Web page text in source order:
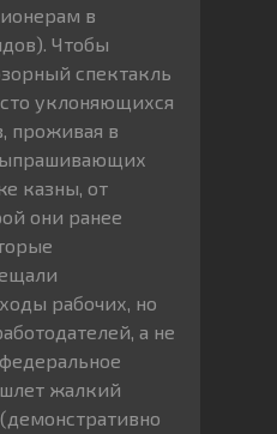
в
Чтобы
спектакль
уклоняющихся
проживая в
казны, от
они ранее
рабочих, но
а не
жалкий